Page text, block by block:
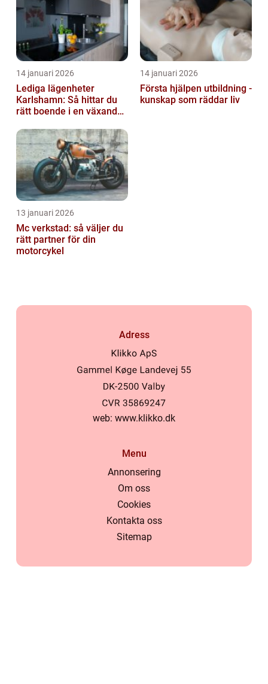
14 januari 2026
Lediga lägenheter
Karlshamn: Så hittar du
rätt boende i en växande
14 januari 2026
Första hjälpen utbildning -
kunskap som räddar liv
13 januari 2026
Mc verkstad: så väljer du
rätt partner för din
motorcykel
Adress
web: www.klikko.dk
Menu
Annonsering
Om oss
Cookies
Kontakta oss
Sitemap